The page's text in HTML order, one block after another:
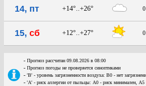
14, пт +14°..+26°
15, сб +12°..+27°
- Прогноз рассчитан 09.08.2026 в 08:00
- Прогноз погоды не проверяется синоптиками
- 'В' - уровень загрязненности воздуха: В0 - нет
- 'А' - риск аллергии от пыльцы: А0 - риск минимален, А5